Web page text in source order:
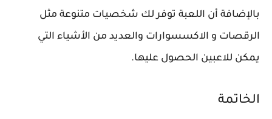
بالإضافة أن اللعبة توفر لك شخصيات متنوعة مثل
الرقصات و الاكسسوارات والعديد من الأشياء التي
يمكن للاعبين الحصول عليها.
الخاتمة